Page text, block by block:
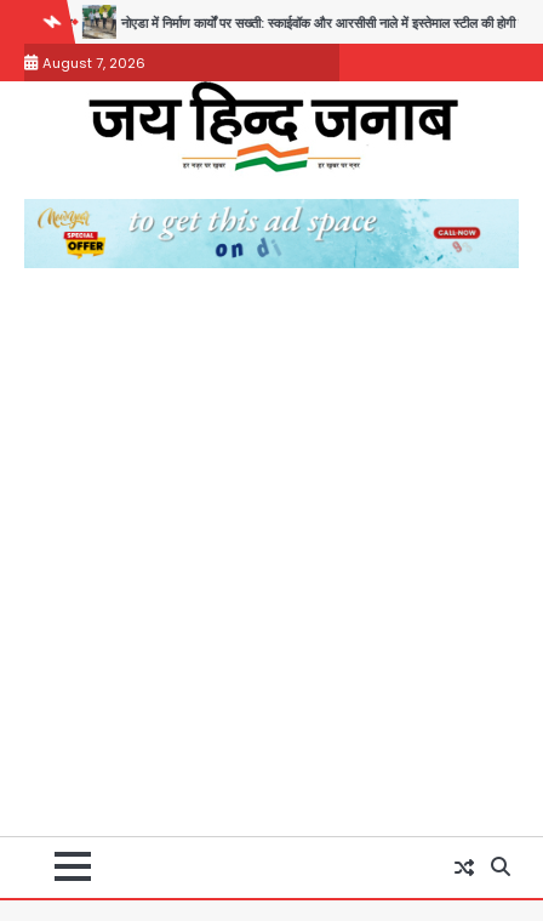
content
में निर्माण कार्यों पर सख्ती: स्काईवॉक और आरसीसी नाले में इस्तेमाल स्टील की होगी जांच, रिपोर्ट तक भुगतान पर रोक
August 7, 2026